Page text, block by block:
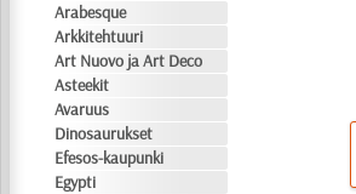
Arabesque
Arkkitehtuuri
Art Nuovo ja Art Deco
Asteekit
Avaruus
Dinosaurukset
Efesos-kaupunki
Egypti